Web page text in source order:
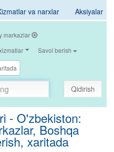
va narxlar Aksiyalar
markazlar
Savol berish
Qidirish
- O'zbekiston:
Boshqa
xaritada